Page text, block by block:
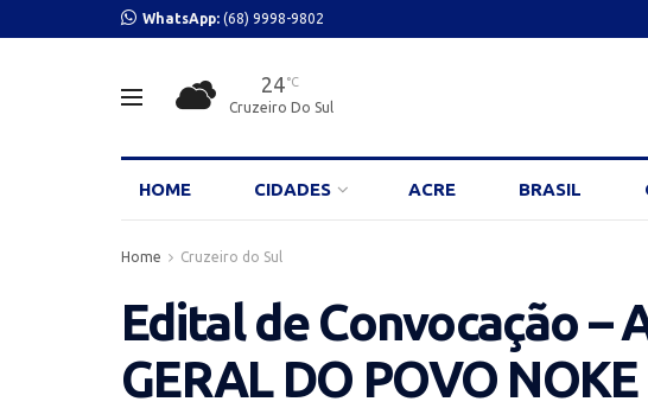
WhatsApp: (68) 9998-9802
24 °C
Cruzeiro Do Sul
HOME CIDADES ACRE BRASIL
Home Cruzeiro do Sul
Edital de Convocação –
GERAL DO POVO NOKE